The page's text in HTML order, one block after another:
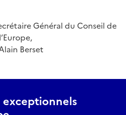
Général du Conseil de
l’Europe,
Berset
exceptionnels